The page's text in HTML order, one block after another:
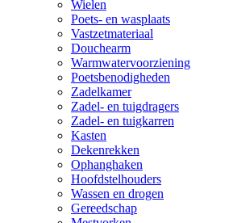
Wielen
Poets- en wasplaats
Vastzetmateriaal
Douchearm
Warmwatervoorziening
Poetsbenodigheden
Zadelkamer
Zadel- en tuigdragers
Zadel- en tuigkarren
Kasten
Dekenrekken
Ophanghaken
Hoofdstelhouders
Wassen en drogen
Gereedschap